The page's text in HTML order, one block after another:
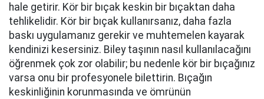
hale getirir. Kör bir bıçak keskin bir bıçaktan daha
tehlikelidir. Kör bir bıçak kullanırsanız, daha fazla
baskı uygulamanız gerekir ve muhtemelen kayarak
kendinizi kesersiniz. Biley taşının nasıl kullanılacağını
öğrenmek çok zor olabilir; bu nedenle kör bir bıçağınız
varsa onu bir profesyonele bilettirin. Bıçağın
keskinliğinin korunmasında ve ömrünün